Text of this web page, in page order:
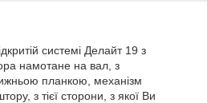
системі Делайт 19 з
намотане на вал, з
планкою, механізм
з тієї сторони, з якої Ви